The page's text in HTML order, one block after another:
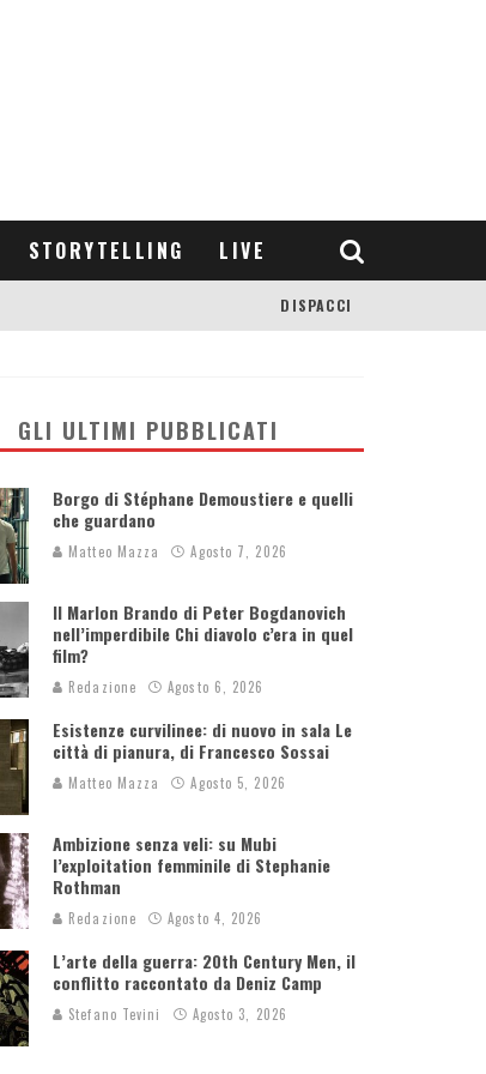
STORYTELLING LIVE
DISPACCI
GLI ULTIMI PUBBLICATI
Borgo di Stéphane Demoustiere e quelli
che guardano
Matteo Mazza Agosto 7, 2026
Il Marlon Brando di Peter Bogdanovich
nell’imperdibile Chi diavolo c’era in quel
film?
Redazione Agosto 6, 2026
Esistenze curvilinee: di nuovo in sala Le
città di pianura, di Francesco Sossai
Matteo Mazza Agosto 5, 2026
Ambizione senza veli: su Mubi
l’exploitation femminile di Stephanie
Rothman
Redazione Agosto 4, 2026
L’arte della guerra: 20th Century Men, il
conflitto raccontato da Deniz Camp
Stefano Tevini Agosto 3, 2026